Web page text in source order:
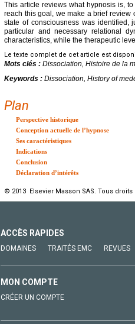
This article reviews what hypnosis is,
reach this goal, we make a brief review
state of consciousness was
particular and necessary relational
characteristics, while the therapeutic
Le texte complet de cet article est
Mots clés : Dissociation, Histoire de la
Keywords : Dissociation, History of
Plan
Perspective historique
Conception actuelle de l’hypnose
Ses caractéristiques
Indications
Conclusion
Déclaration d’intérêts
© 2013 Elsevier Masson SAS. Tous droits
ACCÈS RAPIDES
DOMAINES TRAITÉS EMC REVUES
MON COMPTE
CRÉER UN COMPTE